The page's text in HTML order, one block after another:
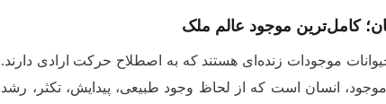
کامل‌ترین موجود عالم ملک
موجودات زنده‌ای هستند که به اصطلاح حرکت ارادی دارند.
موجود، انسان است که از لحاظ وجود طبیعی، پیدایش، تکثر،